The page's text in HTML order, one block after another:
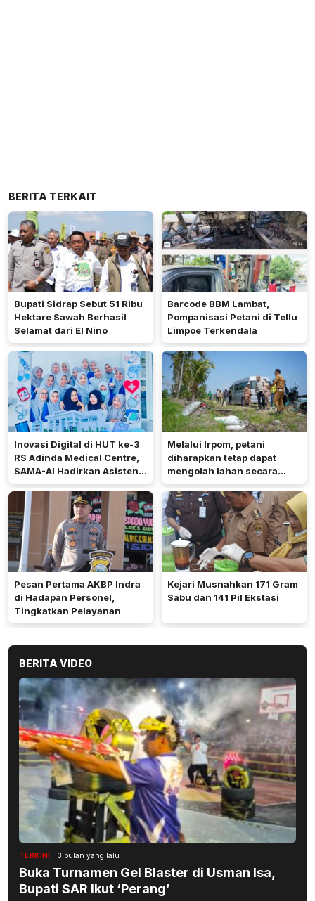
BERITA TERKAIT
Bupati Sidrap Sebut 51 Ribu
Hektare Sawah Berhasil
Selamat dari El Nino
Barcode BBM Lambat,
Pompanisasi Petani di Tellu
Limpoe Terkendala
Inovasi Digital di HUT ke-3
RS Adinda Medical Centre,
SAMA-AI Hadirkan Asisten
Gizi Berbasis AI
Melalui Irpom, petani
diharapkan tetap dapat
mengolah lahan secara
optimal meski di tengah
keterbatasan air.
Pesan Pertama AKBP Indra
di Hadapan Personel,
Tingkatkan Pelayanan
Kejari Musnahkan 171 Gram
Sabu dan 141 Pil Ekstasi
BERITA VIDEO
TERKINI 3 bulan yang lalu
Buka Turnamen Gel Blaster di Usman Isa,
Bupati SAR Ikut ‘Perang’